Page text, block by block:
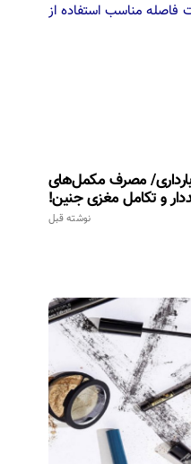
فاصله مناسب استفاده از
مصرف مکمل‌های
و تکامل مغزی جنین!
نوشته قبل